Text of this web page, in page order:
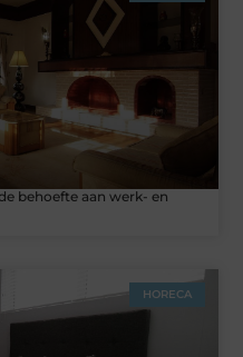
behoefte aan werk- en
HORECA